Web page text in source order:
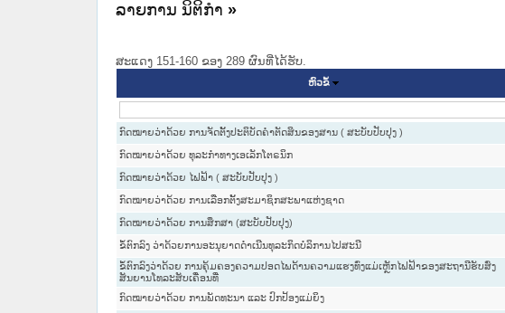
ລາຍການ ນິຕິກໍາ »
ສະແດງ 151-160 ຂອງ 289 ຜົນທີ່ໄດ້ຮັບ.
ຫົວຂໍ້
ກົດໝາຍວ່າດ້ວຍ ການຈັດຕັ້ງປະຕິບັດຄຳຕັດສິນຂອງສານ ( ສະບັບປັບປຸງ )
ກົດໝາຍວ່າດ້ວຍ ທຸລະກຳທາງເອເລັກໂຕຣນິກ
ກົດ​ໝາຍວ່າ​ດ້ວຍ​ ໄຟ​ຟ້າ ( ສະບັບປັບປຸງ )
ກົດໝາຍວ່າດ້ວຍ ການເລືອກຕັ້ງສະມາຊິກສະພາແຫ່ງຊາດ
ກົດໝາຍວ່າດ້ວຍ ການສຶກສາ (ສະບັບປັບປຸງ)
ຂໍ້ຕົກລົງ ວ່າດ້ວຍການອະນຸຍາດດຳເນີນທຸລະກິດບໍລິການໄປສະນີ
ຂໍ້ຕົກລົງວ່າດ້ວຍ ການຄຸ້ມຄອງຄວາມປອດໄພດ້ານຄວາມແຮງທົ່ງແມ່ເຫຼັກໄຟຟ້າຂອງສະຖານີຮັບສົ່ງ
ສັນຍານໂທລະສັບເຄື່ອນທີ່
ກົດໝາຍວ່າດ້ວຍ ການພັດທະນາ ແລະ ປົກປ້ອງແມ່ຍິງ